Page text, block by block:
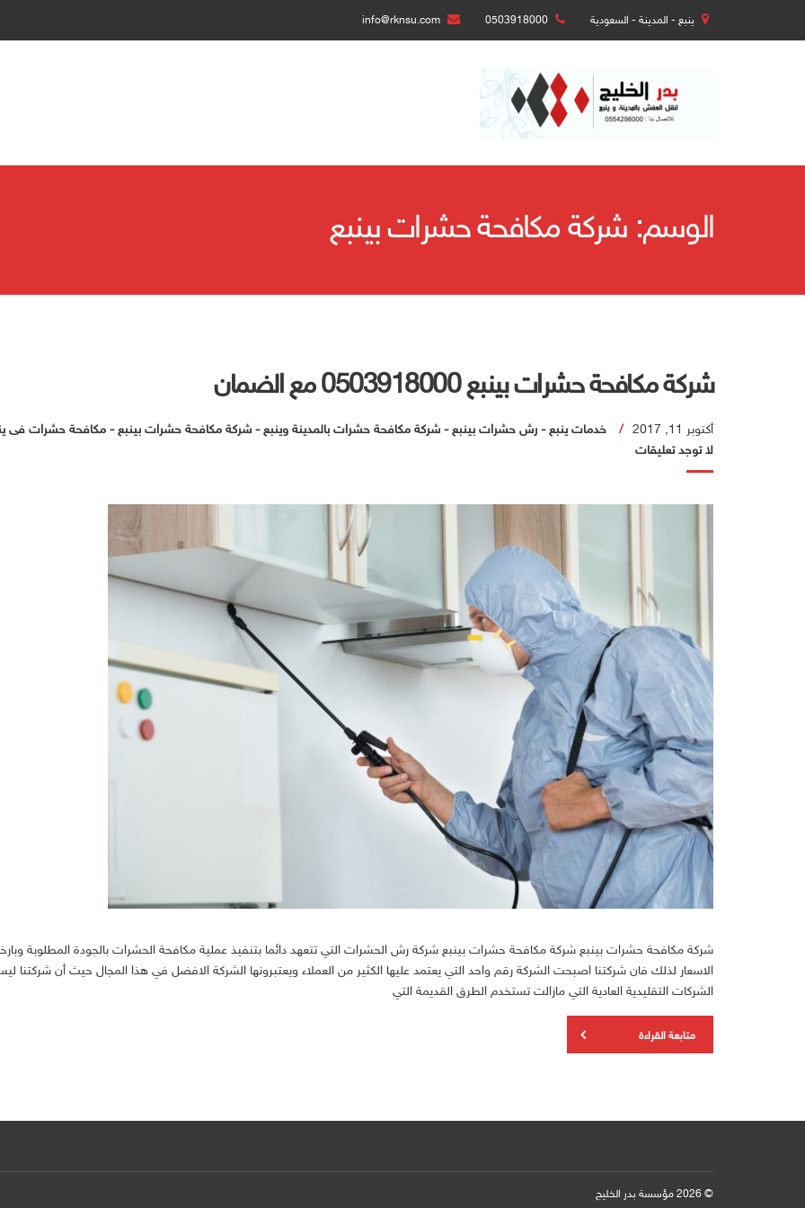
ينبع - المدينة - السعودية 0503918000
info@rknsu.com
الوسم: شركة مكافحة حشرات بينبع
شركة مكافحة حشرات بينبع 0503918000 مع الضمان
أكتوبر 11, 2017 خدمات ينبع- رش حشرات بينبع- شركة مكافحة حشرات بالمدينة وينبع- شركة مكافحة حشرات بينبع- مكافحة حشرات فى
لا توجد تعليقات
شركة مكافحة حشرات بينبع شركة مكافحة حشرات بينبع شركة رش الحشرات التي تتعهد دائما بتنفيذ عملية مكافحة الحشرات بالجودة المطلوبة
الاسعار لذلك فان شركتنا اصبحت الشركة رقم واحد التي يعتمد عليها الكثير من العملاء ويعتبرونها الشركة الافضل في هذا المجال حيث أن شركتنا
الشركات التقليدية العادية التي مازالت تستخدم الطرق القديمة التي
متابعة القراءة
© 2026 مؤسسة بدر الخليج